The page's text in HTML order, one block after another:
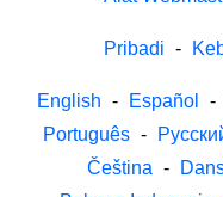
Pribadi -
English - Español -
Português -
Čeština -